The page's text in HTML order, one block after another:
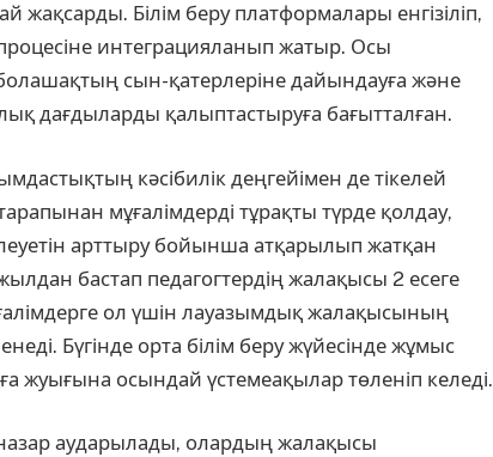
жақсарды. Білім беру платформалары енгізіліп,
интеграцияланып жатыр. Осы
сын-қатерлеріне дайындауға және
дағдыларды қалыптастыруға бағытталған.
кәсібилік деңгейімен де тікелей
мұғалімдерді тұрақты түрде қолдау,
арттыру бойынша атқарылып жатқан
бастап педагогтердің жалақысы 2 есеге
ол үшін лауазымдық жалақысының
Бүгінде орта білім беру жүйесінде жұмыс
жуығына осындай үстемеақылар төленіп келеді.
аударылады, олардың жалақысы